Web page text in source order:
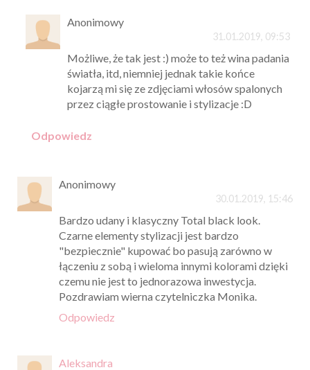
Anonimowy
31.01.2019, 09:53
Możliwe, że tak jest :) może to też wina padania
światła, itd, niemniej jednak takie końce
kojarzą mi się ze zdjęciami włosów spalonych
przez ciągłe prostowanie i stylizacje :D
Odpowiedz
Anonimowy
30.01.2019, 15:46
Bardzo udany i klasyczny Total black look.
Czarne elementy stylizacji jest bardzo
"bezpiecznie" kupować bo pasują zarówno w
łączeniu z sobą i wieloma innymi kolorami dzięki
czemu nie jest to jednorazowa inwestycja.
Pozdrawiam wierna czytelniczka Monika.
Odpowiedz
Aleksandra